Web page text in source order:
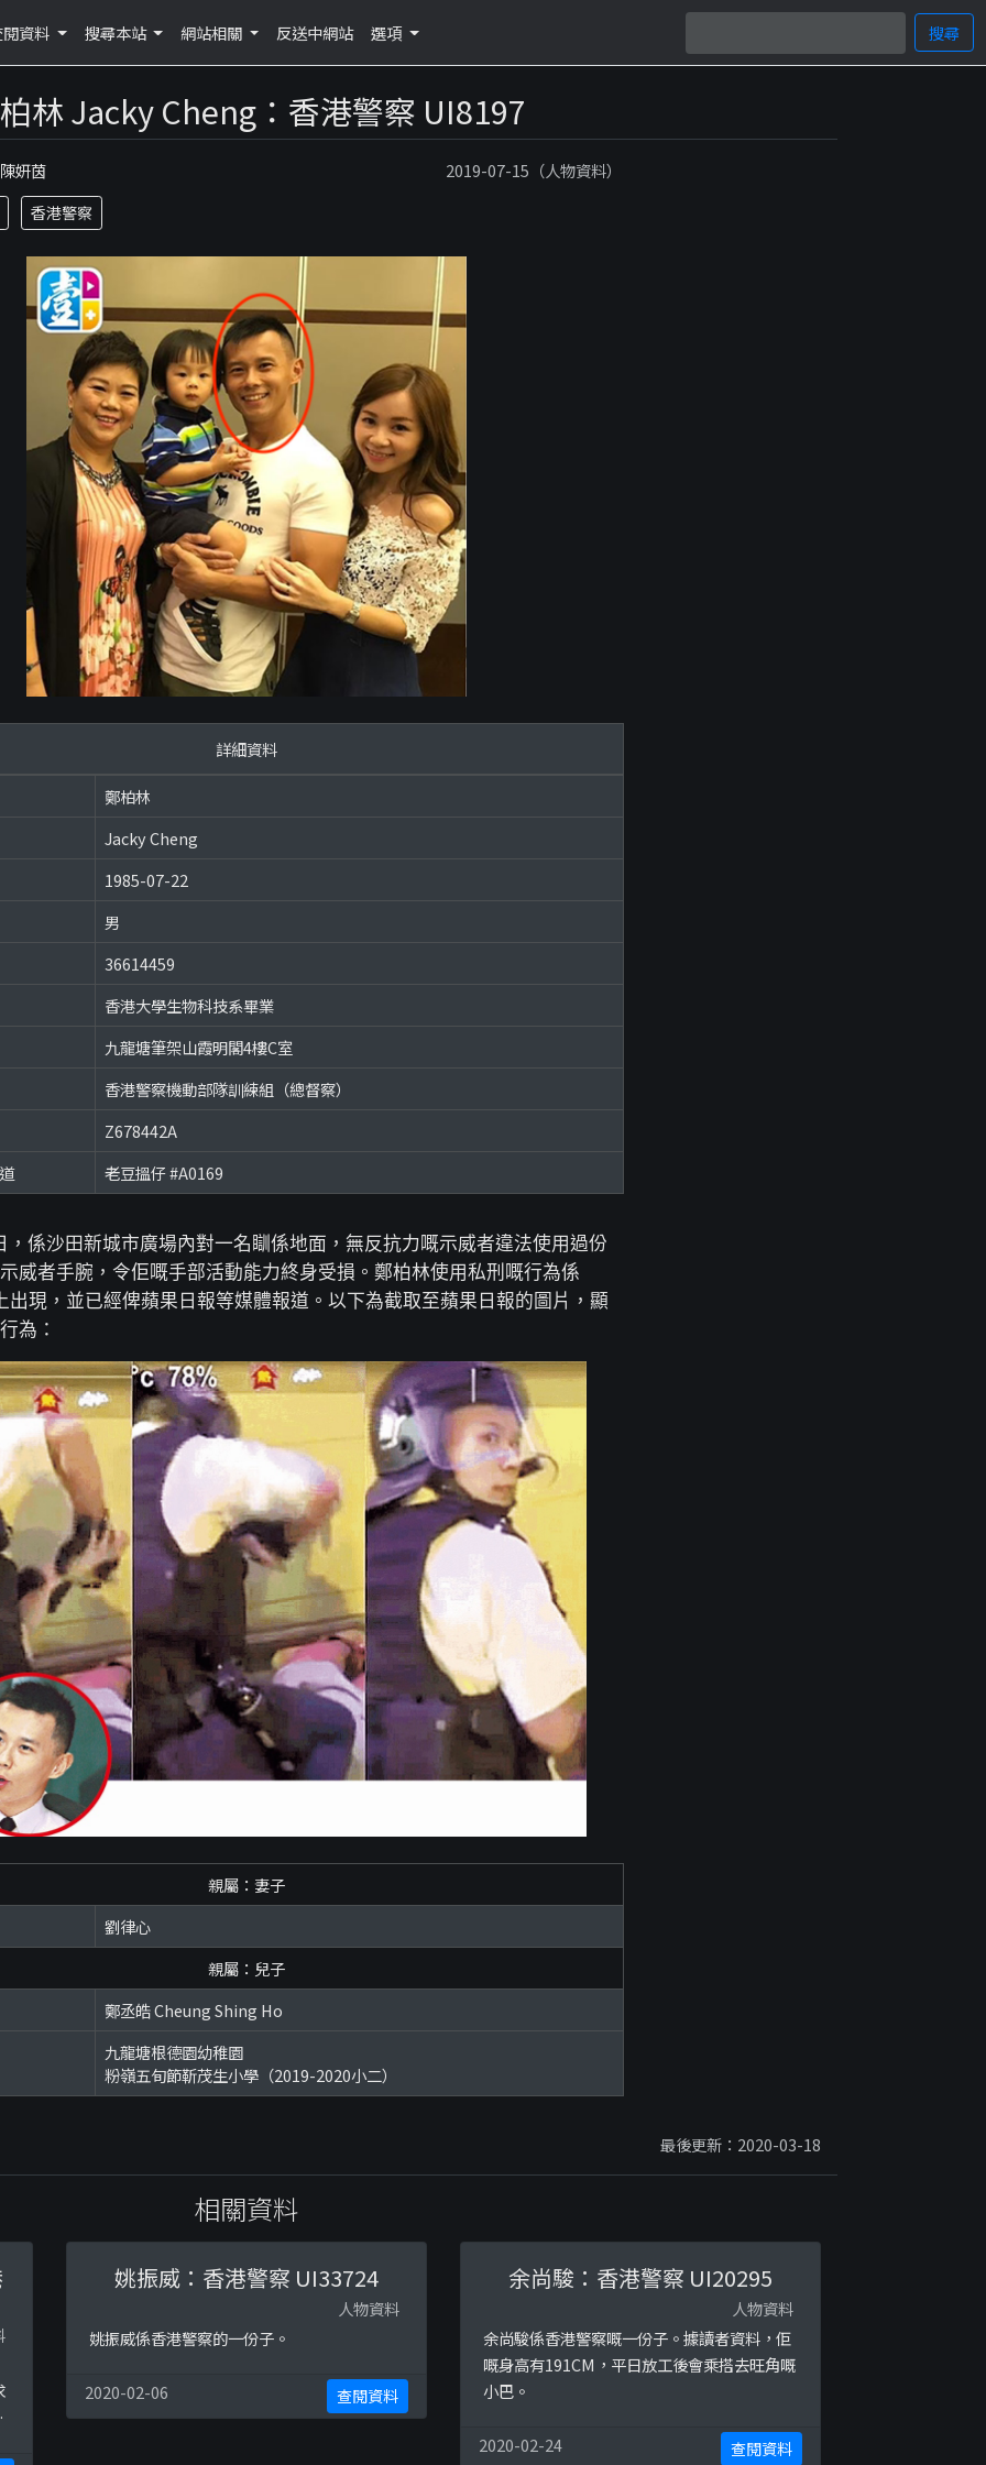
資料 搜尋本站 網站相關 反送中網站 選項 搜尋
林 Jacky Cheng：香港警察 UI8197
妍茵 2019-07-15（人物資料）
香港警察
詳細資料
鄭柏林
Jacky Cheng
1985-07-22
男
36614459
香港大學生物科技系畢業
九龍塘筆架山霞明閣4樓C室
香港警察機動部隊訓練組（總督察）
Z678442A
老豆搵仔 #A0169
，係沙田新城市廣場內對一名瞓係地面，無反抗力嘅示威者違法使用過份
威者手腕，令佢嘅手部活動能力終身受損。鄭柏林使用私刑嘅行為係
出現，並已經俾蘋果日報等媒體報道。以下為截取至蘋果日報的圖片，顯
為：
親屬：妻子
劉律心
親屬：兒子
鄭丞皓 Cheung Shing Ho
九龍塘根德園幼稚園
粉嶺五旬節靳茂生小學（2019-2020小二）
最後更新：2020-03-18
相關資料
姚振威：香港警察 UI33724
人物資料
姚振威係香港警察的一份子。
2020-02-06 查閱資料
余尚駿：香港警察 UI20295
人物資料
余尚駿係香港警察嘅一份子。據讀者資料，佢
嘅身高有191CM，平日放工後會乘搭去旺角嘅
小巴。
2020-02-24 查閱資料